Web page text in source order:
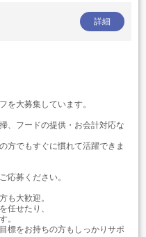
詳細
を大募集しています。
、フードの提供・お会計対応な
方でもすぐに慣れて活躍できま
応募ください。
も大歓迎。
任せたり、
。
標をお持ちの方もしっかりサポ